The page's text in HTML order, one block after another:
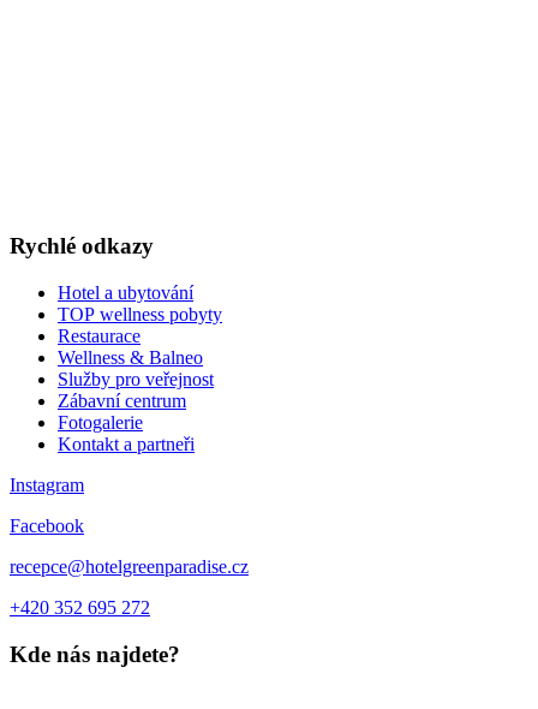
Rychlé odkazy
Hotel a ubytování
TOP wellness pobyty
Restaurace
Wellness & Balneo
Služby pro veřejnost
Zábavní centrum
Fotogalerie
Kontakt a partneři
Instagram
Facebook
recepce@hotelgreenparadise.cz
+420 352 695 272
Kde nás najdete?